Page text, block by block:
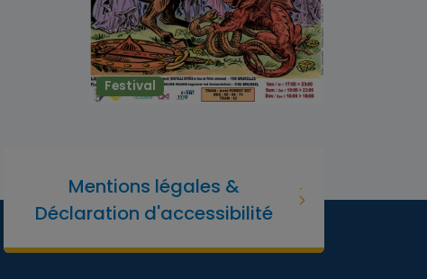
Festival
Mentions légales &
Déclaration d'accessibilité